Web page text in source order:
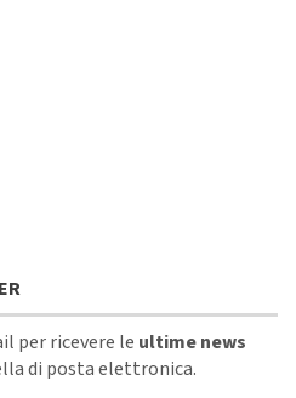
per ricevere le ultime news
di posta elettronica.